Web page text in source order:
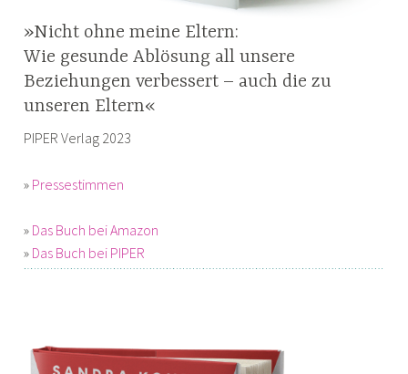
»Nicht ohne meine Eltern:
Wie gesunde Ablösung all unsere
Beziehungen verbessert – auch die zu
unseren Eltern«
PIPER Verlag 2023
» Pressestimmen
» Das Buch bei Amazon
» Das Buch bei PIPER